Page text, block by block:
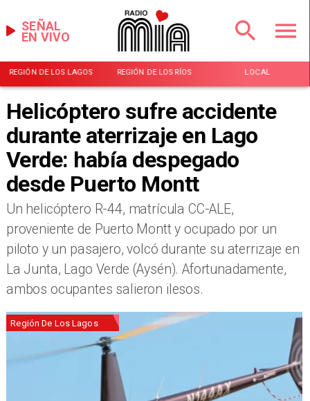
EN VIVO
SEÑAL
REGIÓN DE LOS LAGOS REGIÓN DE LOS RÍOS LOCAL
Helicóptero sufre accidente
durante aterrizaje en Lago
Verde: había despegado
desde Puerto Montt
Un helicóptero R-44, matrícula CC-ALE,
proveniente de Puerto Montt y ocupado por un
piloto y un pasajero, volcó durante su aterrizaje en
La Junta, Lago Verde (Aysén). Afortunadamente,
ambos ocupantes salieron ilesos.
Región De Los Lagos